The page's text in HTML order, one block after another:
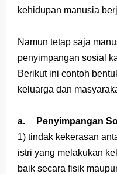
Pembahasan Soal
Bocoran 150 Bank Soal
Bencana Banjir
50 Latihan Prediksi
Prediksi Soal TKA
kehidupan manusia
Namun tetap saja
penyimpangan sosial
Berikut ini contoh
keluarga dan
a.
Penyimpangan
1) tindak kekerasan
istri yang melakukan
baik secara fisik